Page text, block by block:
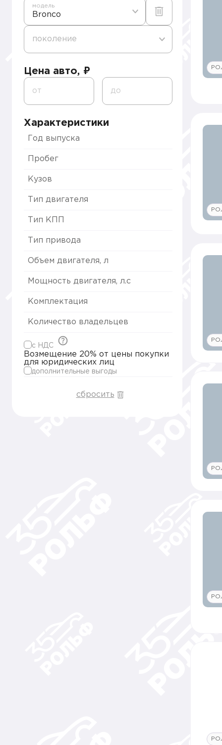
Bronco
модель
поколение
Цена авто, ₽
от до
Характеристики
Год выпуска
Пробег
Кузов
Тип двигателя
Тип КПП
Тип привода
Объем двигателя, л
Мощность двигателя, л.с
Комплектация
Количество владельцев
c НДС
Возмещение 20% от цены покупки
для юридических лиц
дополнительные выгоды
сбросить